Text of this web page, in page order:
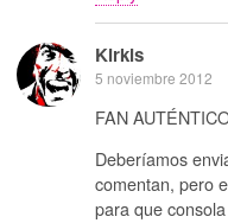
Kirkis
5 noviembre 2012
FAN
Deberíamos
comentan, pero
para que